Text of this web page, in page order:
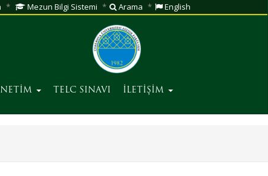
Mezun Bilgi Sistemi Arama English
TELC SINAVI İLETİŞİM